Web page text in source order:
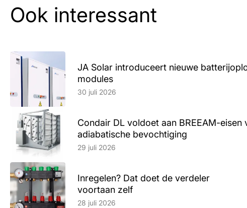
Ook interessant
JA Solar introduceert nieuwe
modules
Lees artikel
30 juli 2026
Condair DL voldoet aan BREEAM-eisen
adiabatische bevochtiging
Lees artikel
29 juli 2026
Inregelen? Dat doet de verdeler
voortaan zelf
Lees artikel
28 juli 2026